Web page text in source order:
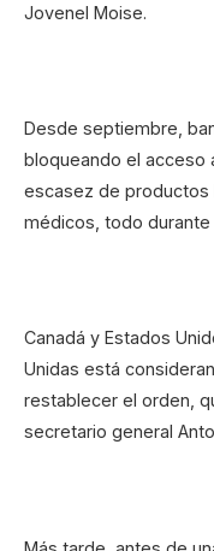
Jovenel Moise.
Desde septiembre,
bloqueando el acceso
escasez de productos
médicos, todo
Canadá y Estados
Unidas está
restablecer el orden,
secretario general